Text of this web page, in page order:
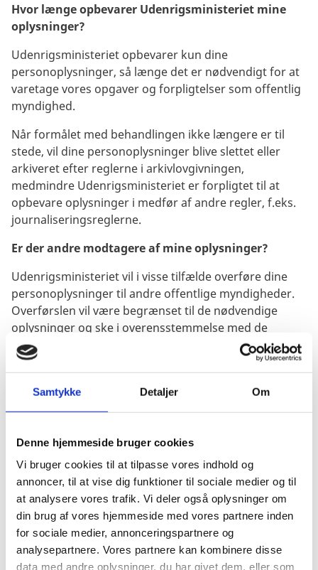
Samtykke Detaljer Om
Denne hjemmeside bruger cookies
Vi bruger cookies til at tilpasse vores indhold og
annoncer, til at vise dig funktioner til sociale medier og til
at analysere vores trafik. Vi deler også oplysninger om
din brug af vores hjemmeside med vores partnere inden
for sociale medier, annonceringspartnere og
analysepartnere. Vores partnere kan kombinere disse
data med andre oplysninger, du har givet dem, eller som
Hvor længe opbevarer Udenrigsministeriet mine
oplysninger?
Udenrigsministeriet opbevarer kun dine
personoplysninger, så længe det er nødvendigt for at
varetage vores opgaver og forpligtelser som offentlig
myndighed.
Når formålet med behandlingen ikke længere er til
stede, vil dine personoplysninger blive slettet eller
arkiveret efter reglerne i arkivlovgivningen,
medmindre Udenrigsministeriet er forpligtet til at
opbevare oplysninger i medfør af andre regler, f.eks.
journaliseringsreglerne.
Er der andre modtagere af mine oplysninger?
Udenrigsministeriet vil i visse tilfælde overføre dine
personoplysninger til andre offentlige myndigheder.
Overførslen vil være begrænset til de nødvendige
oplysninger og ske i overensstemmelse med de
almindeligere regler i lovgivningen for videregivelse af
oplysninger mellem offentlige myndigheder. Hvis vi
dine personoplysninger indgår i, skal vi normalt
videregive oplysningerne, medmindre oplysningerne
Når saglige grunde tilsiger det, overfører
Udenrigsministeriet personoplysninger til
samarbejdspartnere, som i visse tilfælde befinder sig i
udlandet. Det sker navnlig for at give den bedst mulige
konsulære assistance, f.eks. i forbindelse med
hospitalsindlæggelse eller fængslingssager i udlandet,
eller for at bistå private virksomheder inden for